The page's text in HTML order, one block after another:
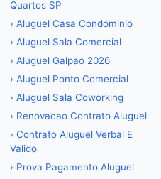
Quartos SP
› Aluguel Casa Condominio
› Aluguel Sala Comercial
› Aluguel Galpao 2026
› Aluguel Ponto Comercial
› Aluguel Sala Coworking
› Renovacao Contrato Aluguel
› Contrato Aluguel Verbal E
Valido
› Prova Pagamento Aluguel